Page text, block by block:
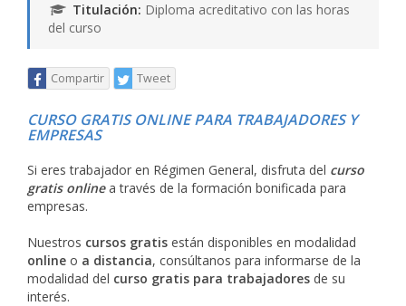
Titulación: Diploma acreditativo con las horas
del curso
Compartir Tweet
CURSO GRATIS ONLINE PARA TRABAJADORES Y
EMPRESAS
Si eres trabajador en Régimen General, disfruta del curso
gratis onlinea través de la formación bonificada para
empresas.
Nuestros cursos gratis están disponibles en modalidad
online o a distancia, consúltanos para informarse de la
modalidad del curso gratis para trabajadores de su
interés.